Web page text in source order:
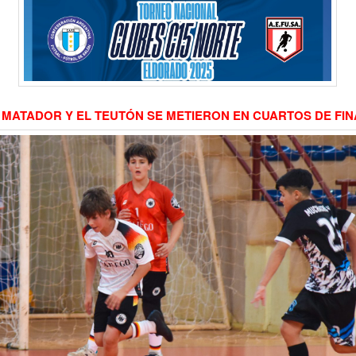
Y EL TEUTÓN SE METIERON EN CUARTOS DE